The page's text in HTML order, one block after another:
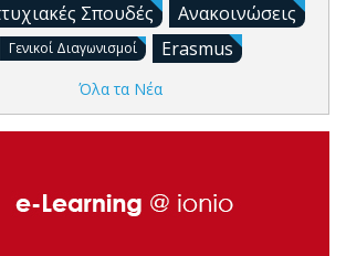
Σπουδές Ανακοινώσεις
Γενικοί Διαγωνισμοί Erasmus
Όλα τα Νέα